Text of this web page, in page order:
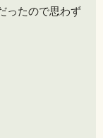
ったので思わず